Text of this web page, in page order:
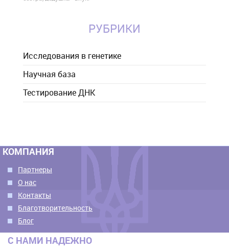
РУБРИКИ
Исследования в генетике
Научная база
Тестирование ДНК
КОМПАНИЯ
Партнеры
О нас
Контакты
Благотворительность
Блог
С НАМИ НАДЕЖНО